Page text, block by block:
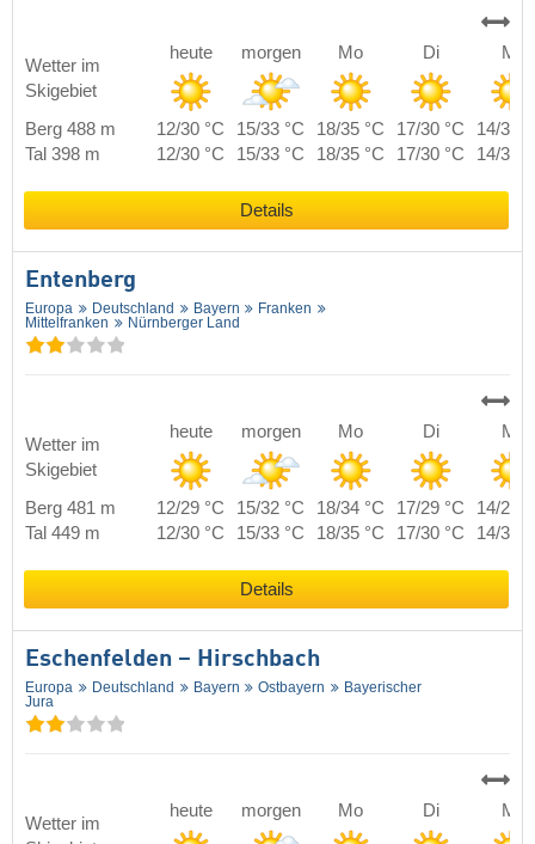
Wetter im
Skigebiet
heute morgen Mo Di Mi
Berg 488 m 12/30 °C 15/33 °C 18/35 °C 17/30 °C
14/30
Tal 398 m
12/30 °C 15/33 °C 18/35 °C 17/30 °C 14/30
Details
Entenberg
Europa Deutschland Bayern
Franken
Mittelfranken
Nürnberger Land
Wetter im
Skigebiet
heute morgen Mo Di Mi
Berg 481 m 12/29 °C 15/32 °C 18/34 °C 17/29 °C
14/29
Tal 449 m
12/30 °C 15/33 °C 18/35 °C 17/30 °C 14/30
Details
Eschenfelden – Hirschbach
Europa Deutschland Bayern Ostbayern
Bayerischer
Jura
Wetter im
heute morgen Mo Di Mi